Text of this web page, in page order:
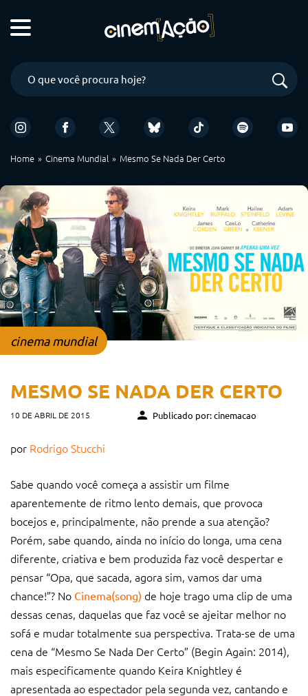
Home Cinema Mundial Mesmo Se Nada Der Certo
cinema mundial
MESMO SE NADA DER CERTO
10 DE ABRIL DE 2015 Publicado por: cinemacao
por Rodrigo Stucchi
Sabe quando você começa a assistir um filme
aparentemente de ritmo lento demais, que provoca
bocejos e, principalmente, não prende a sua atenção?
Porém, sabe quando, ainda no início do longa, uma cena
diferente, criativa e bem produzida faz você despertar e
pensar “Opa, que sacada, agora sim, vamos dar uma
chance!”? No Cinema(song) de hoje trago uma clip de uma
dessas cenas, daquelas que faz você se ajeitar melhor no
sofá e mudar totalmente sua perspectiva. Trata-se de uma
cena de “Mesmo Se Nada Der Certo” (Begin Again: 2014),
mais especificamente quando Keira Knightley é
apresentada ao espectador pela segunda vez, cantando e